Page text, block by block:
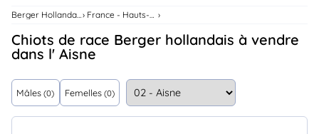
Chiens
Services
..
Assurances
Berger Hollandais France - Hauts-De-France
Chiots de race Berger hollandais à vendre
dans l' Aisne
Mâles (0) Femelles (0)